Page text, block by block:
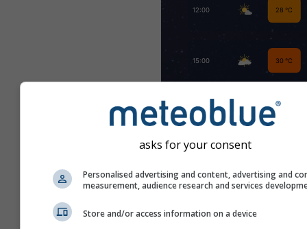
asks for your consent
Personalised advertising and content, advertising and
measurement, audience research and services
Store and/or access information on a device